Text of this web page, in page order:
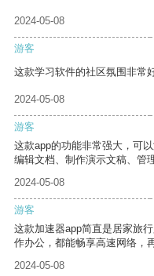
2024-05-08
游客
这款学习软件的社区氛围非常
2024-05-08
游客
这款app的功能非常强大，可
编辑文档、制作演示文稿、管
2024-05-08
游客
这款加速器app简直是居家旅
作办公，都能畅享高速网络，
2024-05-08